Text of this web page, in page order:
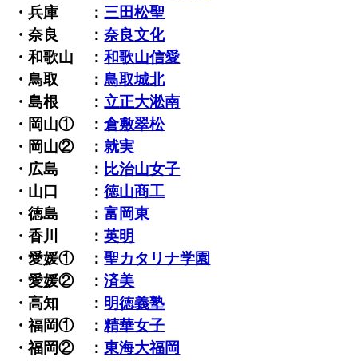
・兵庫 ： 三田松聖
・奈良 ：奈良文化
・和歌山 ：和歌山信愛
・鳥取 ： 鳥取城北
・島根 ： 立正大淞南
・岡山① ：倉敷翠松
・岡山② ：就実
・広島 ： 比治山女子
・山口 ：徳山商工
・徳島 ：富岡東
・香川 ：英明
・愛媛① ：聖カタリナ学園
・愛媛② ：済美
・高知 ： 明徳義塾
・福岡① ：精華女子
・福岡② ：東海大福岡